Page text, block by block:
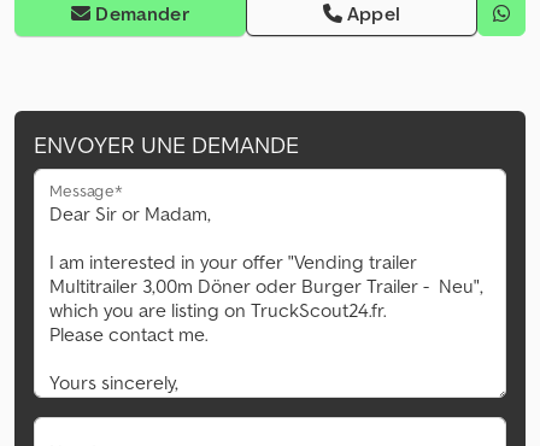
Demander Appel
ENVOYER UNE DEMANDE
Message*